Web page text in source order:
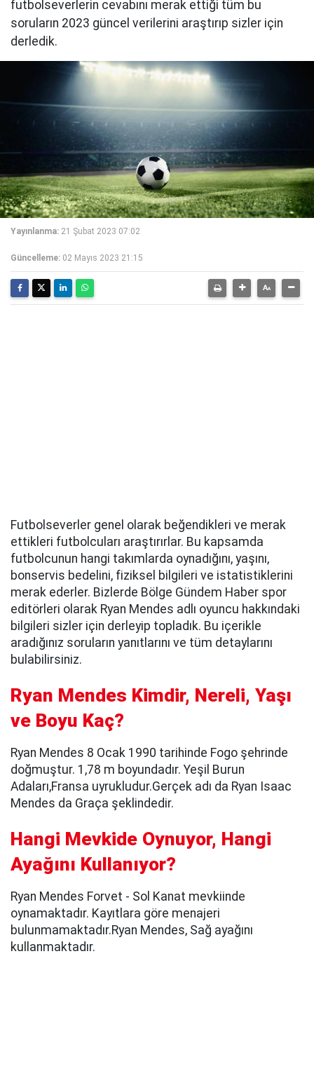
futbolseverlerin cevabını merak ettiği tüm bu
soruların 2023 güncel verilerini araştırıp sizler için
derledik.
Yayınlanma: 21 Şubat 2023 07:02
Güncelleme: 02 Mayıs 2023 21:15
Futbolseverler genel olarak beğendikleri ve merak
ettikleri futbolcuları araştırırlar. Bu kapsamda
futbolcunun hangi takımlarda oynadığını, yaşını,
bonservis bedelini, fiziksel bilgileri ve istatistiklerini
merak ederler. Bizlerde Bölge Gündem Haber spor
editörleri olarak Ryan Mendes adlı oyuncu hakkındaki
bilgileri sizler için derleyip topladık. Bu içerikle
aradığınız soruların yanıtlarını ve tüm detaylarını
bulabilirsiniz.
Ryan Mendes Kimdir, Nereli, Yaşı
ve Boyu Kaç?
Ryan Mendes 8 Ocak 1990 tarihinde Fogo şehrinde
doğmuştur. 1,78 m boyundadır. Yeşil Burun
Adaları,Fransa uyrukludur.Gerçek adı da Ryan Isaac
Mendes da Graça şeklindedir.
Hangi Mevkide Oynuyor, Hangi
Ayağını Kullanıyor?
Ryan Mendes Forvet - Sol Kanat mevkiinde
oynamaktadır. Kayıtlara göre menajeri
bulunmamaktadır.Ryan Mendes, Sağ ayağını
kullanmaktadır.